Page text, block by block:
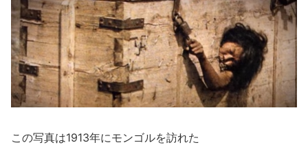
この写真は1913年にモンゴルを訪れた